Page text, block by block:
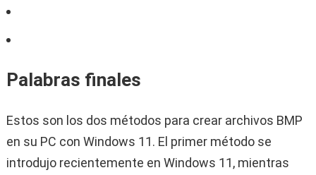
Palabras finales
Estos son los dos métodos para crear archivos BMP
en su PC con Windows 11. El primer método se
introdujo recientemente en Windows 11, mientras